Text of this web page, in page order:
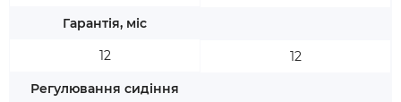
Гарантія, міс
12
Регулювання сидіння
12